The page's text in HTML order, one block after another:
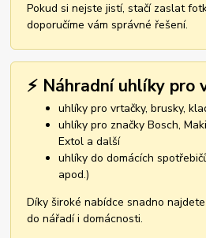
Pokud si nejste jistí, stačí zaslat
doporučíme vám správné řešení.
⚡ Náhradní uhlíky pro
uhlíky pro vrtačky, brusky,
uhlíky pro značky Bosch,
Extol a další
uhlíky do domácích
apod.)
Díky široké nabídce snadno
do nářadí i domácnosti.